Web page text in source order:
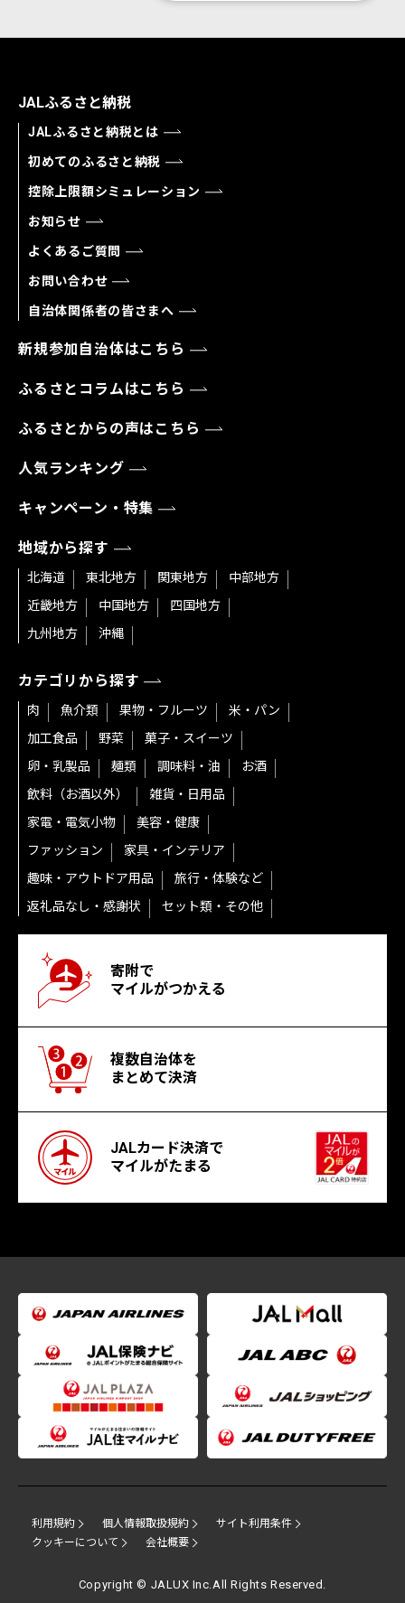
JALふるさと納税
JALふるさと納税とは
初めてのふるさと納税
控除上限額シミュレーション
お知らせ
よくあるご質問
お問い合わせ
自治体関係者の皆さまへ
新規参加自治体はこちら
ふるさとコラムはこちら
ふるさとからの声はこちら
人気ランキング
キャンペーン・特集
地域から探す
北海道 東北地方 関東地方
中部地方
近畿地方
中国地方
四国地方
九州地方
沖縄
カテゴリから探す
肉 魚介類 果物・フルーツ
米・パン
加工食品
野菜
菓子・スイーツ
卵・乳製品
麺類 調味料・油
お酒
飲料（お酒以外）
雑貨・日用品
家電・電気小物
美容・健康
ファッション
家具・インテリア
趣味・アウトドア用品
旅行・体験など
返礼品なし・感謝状
セット類・その他
寄附で
マイルがつかえる
複数自治体を
まとめて決済
JALカード決済で
マイルがたまる
利用規約 個人情報取扱規約
サイト利用条件
クッキーについて
会社概要
Copyright © JALUX Inc.All Rights Reserved.